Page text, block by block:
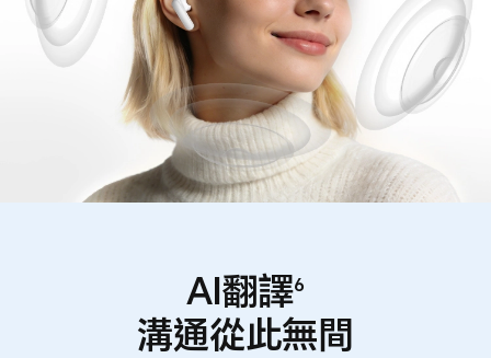
AI翻譯6
溝通從此無間